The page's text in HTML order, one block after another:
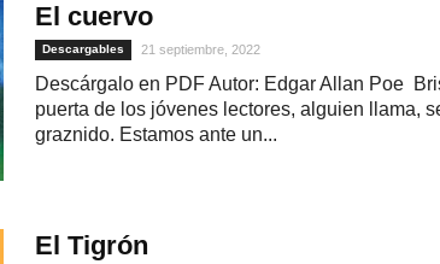
El cuervo
Descargables 21 septiembre, 2022
Descárgalo en PDF Autor: Edgar Allan Poe
puerta de los jóvenes lectores, alguien llama,
graznido. Estamos ante un...
El Tigrón